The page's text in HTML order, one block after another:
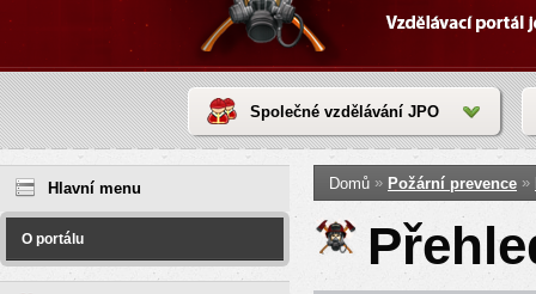
Společné vzdělávání JPO
Hlavní menu
O portálu
Jste zde
Domů » Požární prevence »
save
reddit
video
coloring
pages
love
horoscope
today